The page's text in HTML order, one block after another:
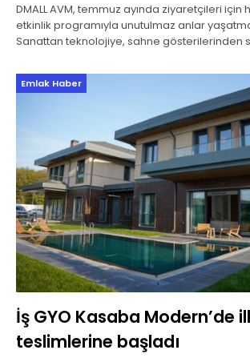
DMALL AVM, temmuz ayında ziyaretçileri için
etkinlik programıyla unutulmaz anlar
Sanattan teknolojiye, sahne gösterilerinden
ziyaretçiye hitap eden
Emlak Haber
İş GYO Kasaba Modern’de
teslimlerine başladı